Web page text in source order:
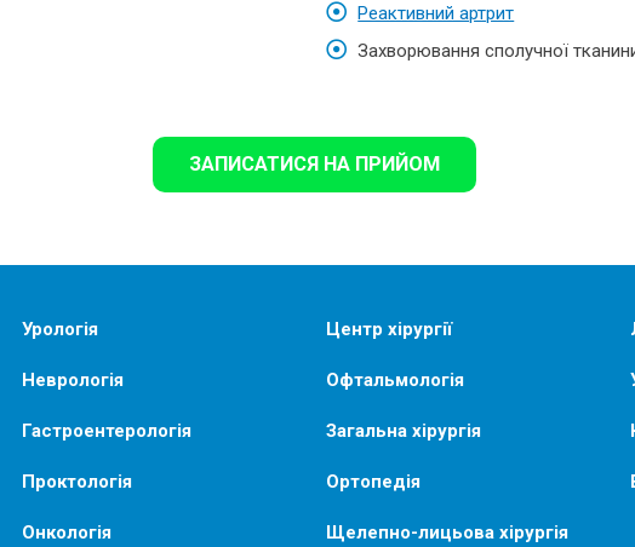
Реактивний артрит
Захворювання сполучної
ЗАПИСАТИСЯ НА ПРИЙОМ
Урологія
Неврологія
Гастроентерологія
Проктологія
Онкологія
Центр хірургії
Офтальмологія
Загальна хірургія
Ортопедія
Щелепно-лицьова хірургія